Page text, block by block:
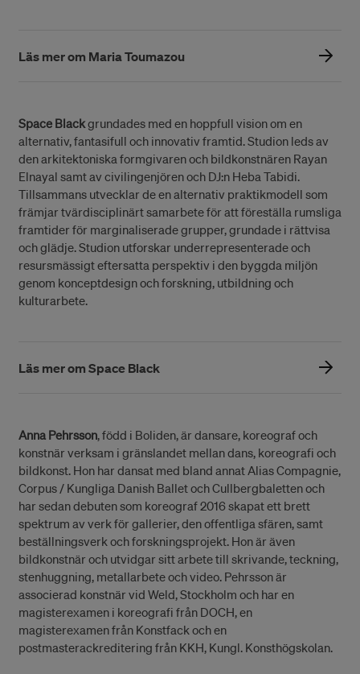
Läs mer om Maria Toumazou
Space Blackgrundades med en hoppfull vision om en
alternativ, fantasifull och innovativ framtid. Studion leds av
den arkitektoniska formgivaren och bildkonstnären Rayan
Elnayal samt av civilingenjören och DJ:n Heba Tabidi.
Tillsammans utvecklar de en alternativ praktikmodell som
främjar tvärdisciplinärt samarbete för att föreställa rumsliga
framtider för marginaliserade grupper, grundade i rättvisa
och glädje. Studion utforskar underrepresenterade och
resursmässigt eftersatta perspektiv i den byggda miljön
genom konceptdesign och forskning, utbildning och
kulturarbete.
Läs mer om Space Black
Anna Pehrsson, född i Boliden, är dansare, koreograf och
konstnär verksam i gränslandet mellan dans, koreografi och
bildkonst. Hon har dansat med bland annat Alias Compagnie,
Corpus / Kungliga Danish Ballet och Cullbergbaletten och
har sedan debuten som koreograf 2016 skapat ett brett
spektrum av verk för gallerier, den offentliga sfären, samt
beställningsverk och forskningsprojekt. Hon är även
bildkonstnär och utvidgar sitt arbete till skrivande, teckning,
stenhuggning, metallarbete och video. Pehrsson är
associerad konstnär vid Weld, Stockholm och har en
magisterexamen i koreografi från DOCH, en
magisterexamen från Konstfack och en
postmasterackreditering från KKH, Kungl. Konsthögskolan.